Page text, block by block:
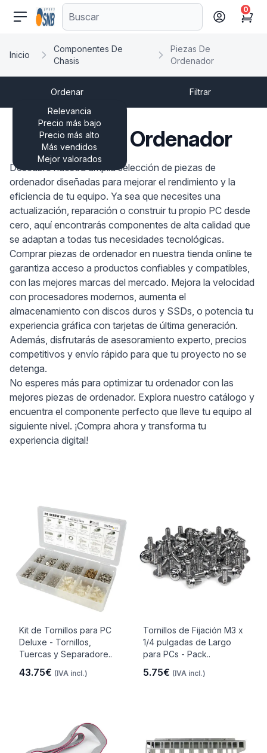
comercioseguro.es
Cart
0
Inicio
Componentes De
Chasis
Piezas De
Ordenador
Ordenar
Relevancia
Precio más bajo
Precio más alto
Más vendidos
Mejor valorados
Filtrar
Piezas De Ordenador
Descubre nuestra amplia selección de piezas de
ordenador diseñadas para mejorar el rendimiento y la
eficiencia de tu equipo. Ya sea que necesites una
actualización, reparación o construir tu propio PC desde
cero, aquí encontrarás componentes de alta calidad que
se adaptan a todas tus necesidades tecnológicas.
Comprar piezas de ordenador en nuestra tienda online te
garantiza acceso a productos confiables y compatibles,
con las mejores marcas del mercado. Mejora la velocidad
con procesadores modernos, aumenta el
almacenamiento con discos duros y SSDs, o potencia tu
experiencia gráfica con tarjetas de última generación.
Además, disfrutarás de asesoramiento experto, precios
competitivos y envío rápido para que tu proyecto no se
detenga.
No esperes más para optimizar tu ordenador con las
mejores piezas de ordenador. Explora nuestro catálogo y
encuentra el componente perfecto que lleve tu equipo al
siguiente nivel. ¡Compra ahora y transforma tu
experiencia digital!
Kit de Tornillos para PC
Deluxe - Tornillos,
Tuercas y Separadore..
43.75€ (IVA incl.)
Tornillos de Fijación M3 x
1/4 pulgadas de Largo
para PCs - Pack..
5.75€ (IVA incl.)